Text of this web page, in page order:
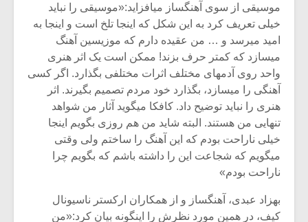
موسیقی از سوی آهنگساز میافزاید:«موسیقی را نباید
خیلی تعریف کرد به این شکل که اینجا تلخ است و اینجا به
امید میرسد و … من عقیده دارم که موزیسین آهنگ
میسازد که کمتر حرف بزند! ممکن است یک اثر هنری
واحد روی آدمهای مختلف اثرات مختلفی بگذارد. اگر کسی
آهنگی را میسازد، بگذارد خود مردم تصمیم بگیرند. اثر
هنری را نباید توضیح داد. کافکا میگوید آثار من شواهد
تنهایی من هستند. البته شاید من هم روزی بگویم اینجا
خیلی ناراحت بودم که این آهنگ را ساختم ولی وقتی
میگویم که شجاعت این را داشته باشم که بگویم چرا
ناراحت بودم»
بهزاد عبدی، آهنگساز و از همکاران ارکستر ناسیونال
کیف، در همین مورد نظرش را اینگونه بیان کرد:«من